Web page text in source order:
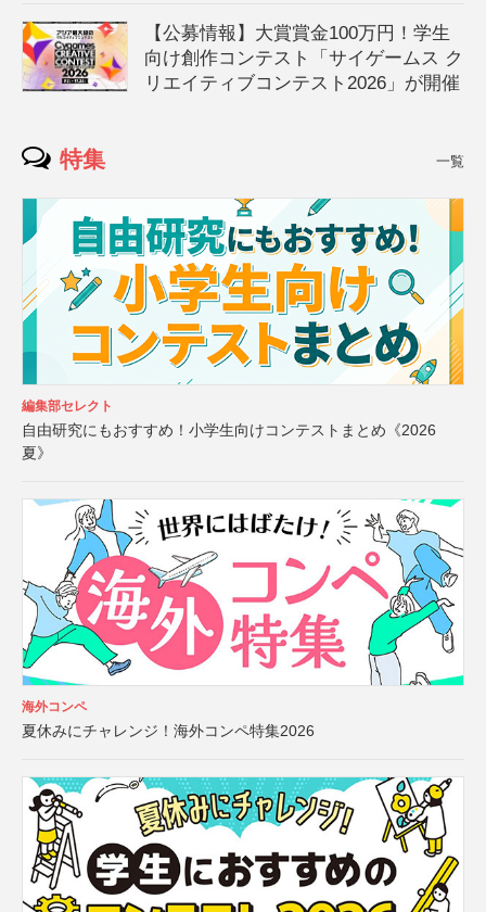
【公募情報】大賞賞金100万円！学生
向け創作コンテスト「サイゲームス ク
リエイティブコンテスト2026」が開催
特集 一覧
編集部セレクト
自由研究にもおすすめ！小学生向けコンテストまとめ《2026
夏》
海外コンペ
夏休みにチャレンジ！海外コンペ特集2026